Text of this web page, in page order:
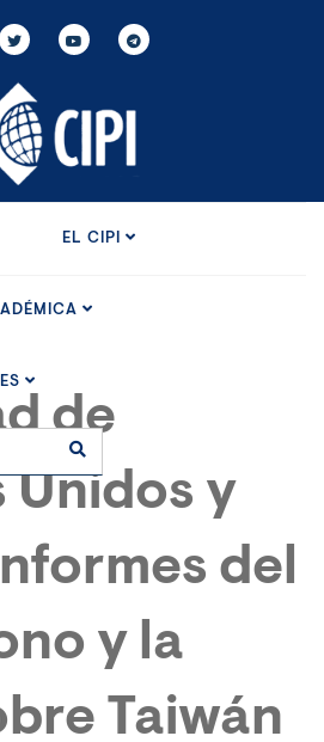
EL CIPI
de
Unidos y
del
y la
Taiwán